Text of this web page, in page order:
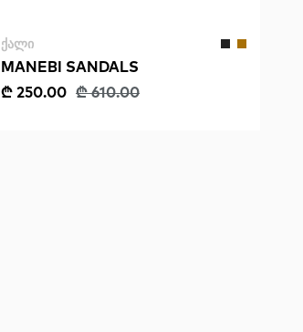
ᲥᲐᲚᲘ
MANEBI SANDALS
₾ 250.00 ₾ 610.00